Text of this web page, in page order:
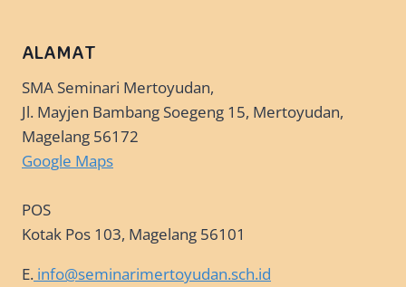
ALAMAT
SMA Seminari Mertoyudan,
Jl. Mayjen Bambang Soegeng 15, Mertoyudan,
Magelang 56172
Google Maps
POS
Kotak Pos 103, Magelang 56101
E. info@seminarimertoyudan.sch.id